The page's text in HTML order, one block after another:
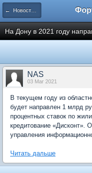
← Новости рынка недвижимости
На Дону в 2021 году
NAS
03 Mar 2021
В текущем году из
будет направлен 1 млрд
процентных ставок по
кредитование «Дисконт».
управления
Читать дальше